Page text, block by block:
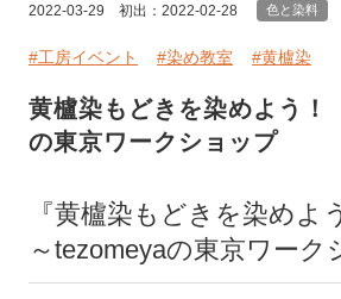
2022-03-29 初出：2022-02-28 色と染料
#工房イベント #染め教室 #黄櫨染
黄櫨染もどきを染めよう
の東京ワークショップ
『黄櫨染もどきを染めよ
～tezomeyaの東京ワーク